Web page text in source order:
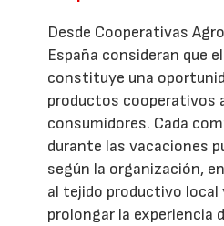
Desde Cooperativas
España consideran que
constituye una
productos cooperativos
consumidores. Cada
durante las vacaciones
según la organización,
al tejido productivo local
prolongar la experiencia